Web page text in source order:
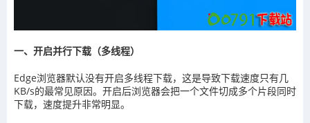
一、开启并行下载（多线程）
Edge浏览器默认没有开启多线程下载，这是导致下载速度只有几
KB/s的最常见原因。开启后浏览器会把一个文件切成多个片段同时
下载，速度提升非常明显。